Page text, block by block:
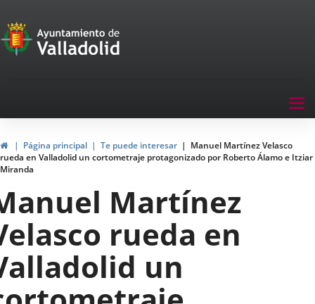
Portal
de
navegación
InicioPágina principal Te puede interesar
Manuel Martínez Velasco
rueda en Valladolid un cortometraje protagonizado por Roberto Álamo e Itziar
Miranda
Martínez
rueda en
un